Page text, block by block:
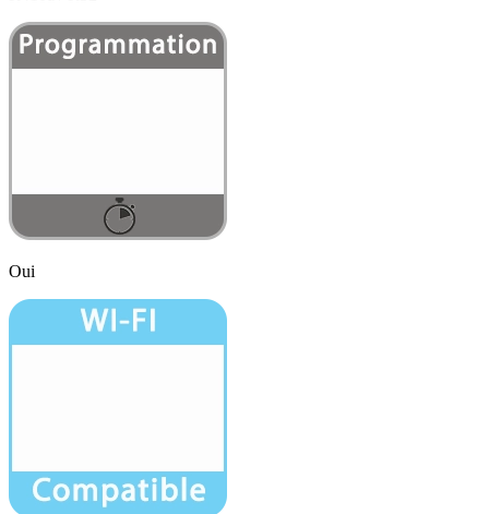
Oui